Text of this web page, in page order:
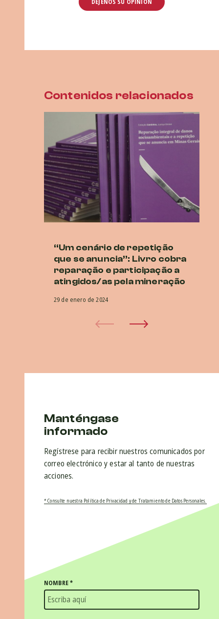
Contenidos relacionados
“Um cenário de repetição
que se anuncia”: Livro cobra
reparação e participação a
atingidos/as pela mineração
29 de enero de 2024
Manténgase
informado
Regístrese para recibir nuestros comunicados por
correo electrónico y estar al tanto de nuestras
acciones.
* Consulte nuestra Política de Privacidad y de Tratamiento de Datos Personales.
NOMBRE*